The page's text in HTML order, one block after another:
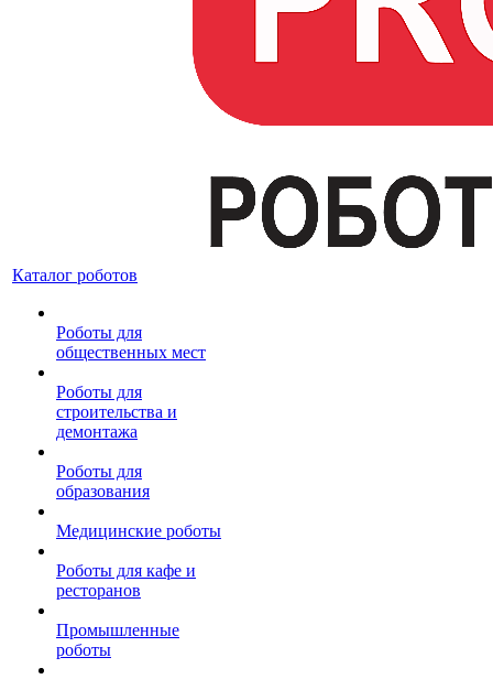
Каталог роботов
Роботы для
общественных мест
Роботы для
строительства и
демонтажа
Роботы для
образования
Медицинские роботы
Роботы для кафе и
ресторанов
Промышленные
роботы